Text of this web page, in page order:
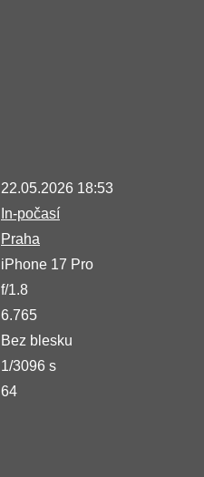
22.05.2026 18:53
In-počasí
Praha
iPhone 17 Pro
f/1.8
6.765
Bez blesku
1/3096 s
64